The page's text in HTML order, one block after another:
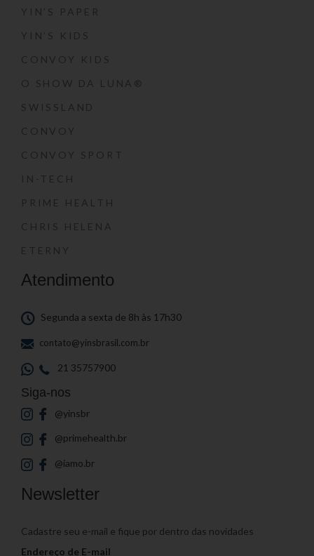
YIN’S PAPER
YIN’S KIDS
CONVOY KIDS
O SHOW DA LUNA®
SWISSLAND
CONVOY
CONVOY SPORT
IN-TECH
PRIME HEALTH
CHRIS HELENA
ETERNY
Atendimento
Segunda a sexta de 8h às 17h30
contato@yinsbrasil.com.br
21 35757900
Siga-nos
@yinsbr
@primehealth.br
@iamo.br
Newsletter
Cadastre seu e-mail e fique por dentro das novidades
Endereço de E-mail